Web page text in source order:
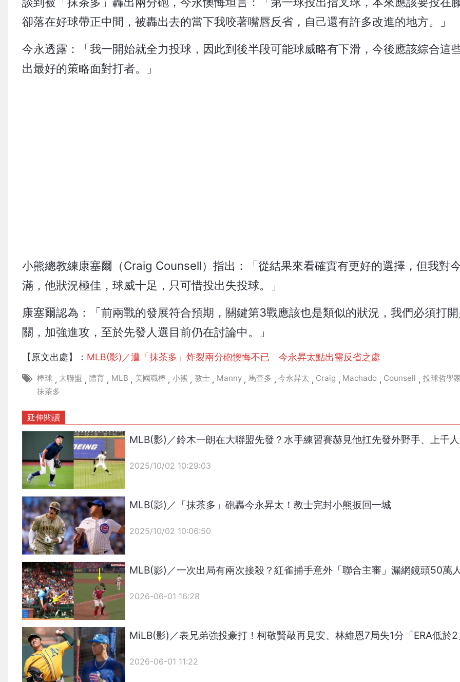
卻落在好球帶正中間，被轟出去的當下我咬著嘴唇反省，自己還有許多改進的地方。」
今永透露：「我一開始就全力投球，因此到後半段可能球威略有下滑，今後應該綜合這
出最好的策略面對打者。」
小熊總教練康塞爾（Craig Counsell）指出：「從結果來看確實有更好的選擇，但我對
滿，他狀況極佳，球威十足，只可惜投出失投球。」
康塞爾認為：「前兩戰的發展符合預期，關鍵第3戰應該也是類似的狀況，我們必須打
關，加強進攻，至於先發人選目前仍在討論中。」
【原文出處】： MLB(影)／遭「抹茶多」炸裂兩分砲懊悔不已 今永昇太點出需反省之處
棒球 , 大聯盟 , 體育 , MLB , 美國職棒 , 小熊 , 教士 , Manny , 馬查多 , 今永昇太 , Craig , Machado , Counsell , 投球哲學
抹茶多
延伸閱讀
{PLAYICON}
MLB(影)／鈴木一朗在大聯盟先發？水手練習賽赫見他扛先發外野手、上千
2025/10/02 10:29:03
{PLAYICON}
MLB(影)／「抹茶多」砲轟今永昇太！教士完封小熊扳回一城
2025/10/02 10:06:50
MLB(影)／一次出局有兩次接殺？紅雀捕手意外「聯合主審」漏網鏡頭50萬
2026-06-01 16:28
MiLB(影)／表兄弟強投豪打！柯敬賢敲再見安、林維恩7局失1分「ERA低於
2026-06-01 11:22